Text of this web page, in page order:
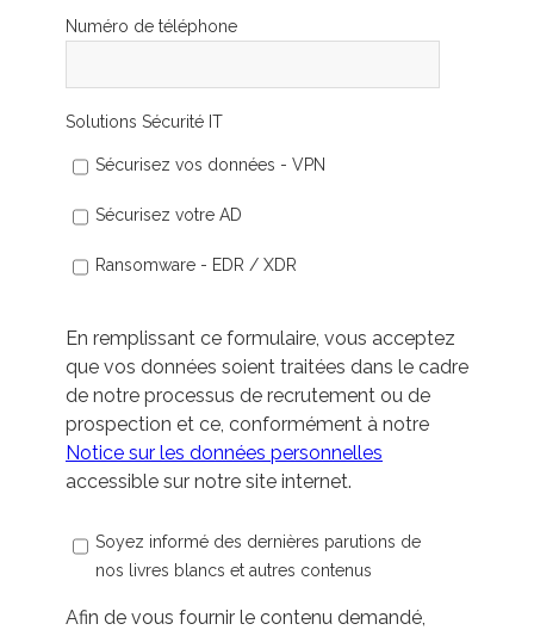
Numéro de téléphone
Solutions Sécurité IT
Sécurisez vos données - VPN
Sécurisez votre AD
Ransomware - EDR / XDR
En remplissant ce formulaire, vous acceptez
que vos données soient traitées dans le cadre
de notre processus de recrutement ou de
prospection et ce, conformément à notre
Notice sur les données personnelles
accessible sur notre site internet.
Soyez informé des dernières parutions de
nos livres blancs et autres contenus
Afin de vous fournir le contenu demandé,